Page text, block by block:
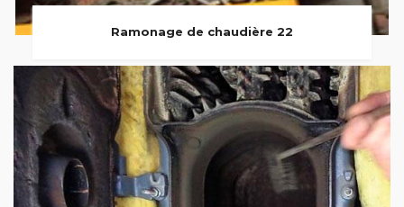
Ramonage de chaudière 22